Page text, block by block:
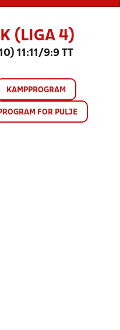
(LIGA 4)
11:11/9:9 TT
KAMPPROGRAM
FOR PULJE